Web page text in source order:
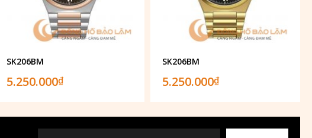
SK206BM
5.250.000₫
SK206BM
5.250.000₫